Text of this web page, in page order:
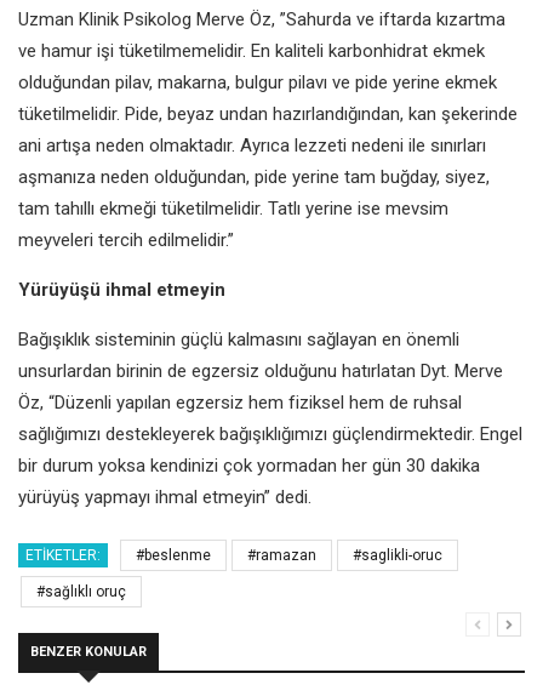
Uzman Klinik Psikolog Merve Öz, ”Sahurda ve iftarda kızartma
ve hamur işi tüketilmemelidir. En kaliteli karbonhidrat ekmek
olduğundan pilav, makarna, bulgur pilavı ve pide yerine ekmek
tüketilmelidir. Pide, beyaz undan hazırlandığından, kan şekerinde
ani artışa neden olmaktadır. Ayrıca lezzeti nedeni ile sınırları
aşmanıza neden olduğundan, pide yerine tam buğday, siyez,
tam tahıllı ekmeği tüketilmelidir. Tatlı yerine ise mevsim
meyveleri tercih edilmelidir.”
Yürüyüşü ihmal etmeyin
Bağışıklık sisteminin güçlü kalmasını sağlayan en önemli
unsurlardan birinin de egzersiz olduğunu hatırlatan Dyt. Merve
Öz, “Düzenli yapılan egzersiz hem fiziksel hem de ruhsal
sağlığımızı destekleyerek bağışıklığımızı güçlendirmektedir. Engel
bir durum yoksa kendinizi çok yormadan her gün 30 dakika
yürüyüş yapmayı ihmal etmeyin” dedi.
ETIKETLER: #beslenme #ramazan #saglikli-oruc
#sağlıklı oruç
BENZER KONULAR